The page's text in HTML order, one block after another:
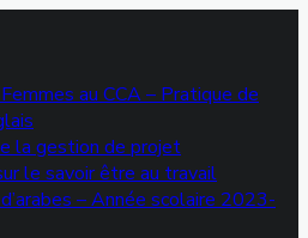
au CCA – Pratique de
la gestion de projet
le savoir être au travail
– Année scolaire 2023-